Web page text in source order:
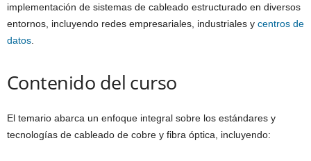
implementación de sistemas de cableado estructurado en diversos
entornos, incluyendo redes empresariales, industriales y centros de
datos
Contenido del curso
El temario abarca un enfoque integral sobre los estándares y
tecnologías de cableado de cobre y fibra óptica, incluyendo: